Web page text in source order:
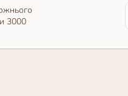
3000